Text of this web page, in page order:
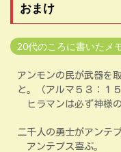
おまけ
20代のころに書いたメ
アンモンの民が武器を
と。（アルマ５３：１５
ヒラマンは必ず神様
二千人の勇士がアンテ
アンテプス喜ぶ。